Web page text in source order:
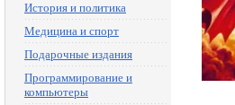
История и политика
Медицина и спорт
Подарочные издания
Программирование и
компьютеры